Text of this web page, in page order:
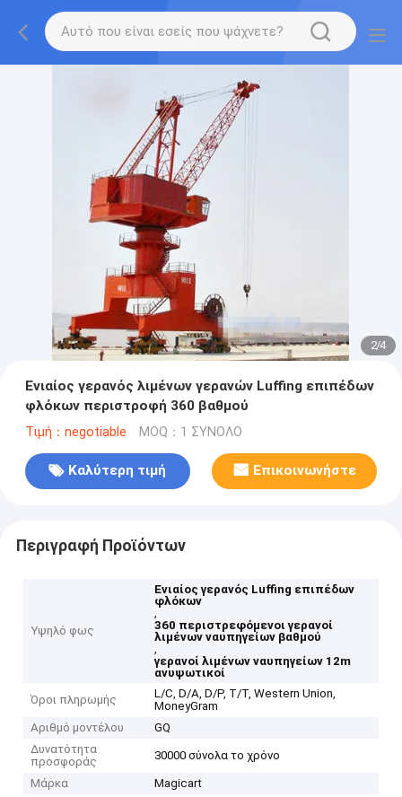
2/4
Ενιαίος γερανός λιμένων γερανών Luffing επιπέδων
φλόκων περιστροφή 360 βαθμού
Τιμή：negotiable MOQ：1 ΣΥΝΟΛΟ
Καλύτερη τιμή Επικοινωνήστε
Περιγραφή Προϊόντων
Υψηλό φως
Ενιαίος γερανός Luffing επιπέδων
φλόκων
,
360 περιστρεφόμενοι γερανοί
λιμένων ναυπηγείων βαθμού
,
γερανοί λιμένων ναυπηγείων 12m
ανυψωτικοί
Όροι πληρωμής
L/C, D/A, D/P, T/T, Western Union,
MoneyGram
Αριθμό μοντέλου
GQ
Δυνατότητα
προσφοράς
30000 σύνολα το χρόνο
Μάρκα
Magicart